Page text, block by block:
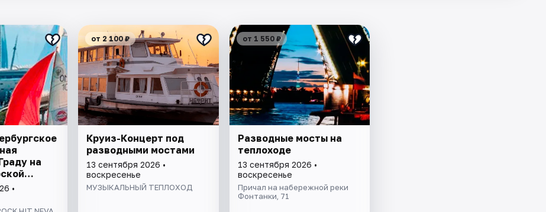
на
живой
•
от 2 100 ₽
Круиз-Концерт под
разводными мостами
13 сентября 2026 •
воскресенье
МУЗЫКАЛЬНЫЙ ТЕПЛОХОД
от 1 550 ₽
Разводные мосты на
теплоходе
13 сентября 2026 •
воскресенье
Причал на набережной реки
Фонтанки, 71